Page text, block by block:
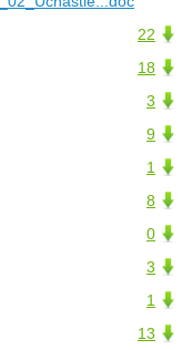
22
18
3
9
1
8
0
3
1
13